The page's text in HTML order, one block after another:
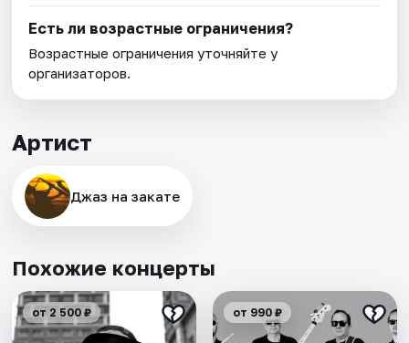
Есть ли возрастные ограничения?
Возрастные ограничения уточняйте у
организаторов.
Артист
Джаз на закате
Похожие концерты
от 2 500 ₽ от 990 ₽